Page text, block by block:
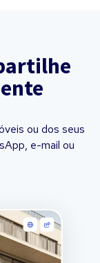
ou dos seus
e-mail ou